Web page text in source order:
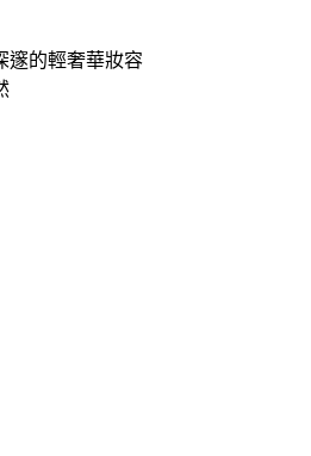
邃的輕奢華妝容